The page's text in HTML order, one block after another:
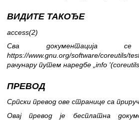
ВИДИТЕ ТАКОЂЕ
access(2)
Сва документација
https://www.gnu.org/software/coreutils/
рачунару путем наредбе „info
ПРЕВОД
Српски превод ове странице са
Овај превод је бесплатна